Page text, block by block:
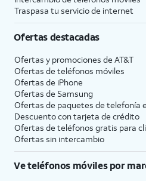
Traspasa tu servicio de internet
Ofertas destacadas
Ofertas y promociones de AT&T
Ofertas de teléfonos móviles
Ofertas de iPhone
Ofertas de Samsung
Ofertas de paquetes de telefonía
Descuento con tarjeta de crédito
Ofertas de teléfonos gratis para
Ofertas sin intercambio
Ve teléfonos móviles por